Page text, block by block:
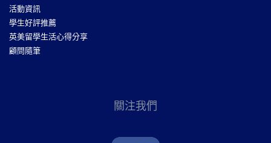
活動資訊
學生好評推薦
英美留學生活心得分享
顧問隨筆
關注我們